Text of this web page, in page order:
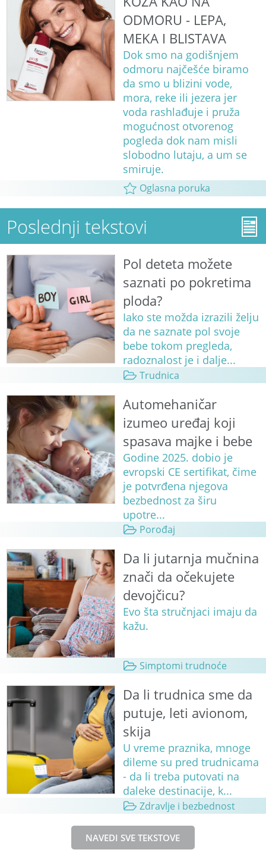
ODMORU - LEPA,
MEKA I BLISTAVA
Dok smo na godišnjem
odmoru najčešće biramo
da smo u blizini vode,
mora, reke ili jezera jer
voda rashlađuje i pruža
mogućnost otvorenog
pogleda dok nam misli
slobodno lutaju, a um se
smiruje.
Oglasna poruka
Poslednji tekstovi
Pol deteta možete
saznati po pokretima
ploda?
Iako ste možda izrazili želju
da ne saznate pol svoje
bebe tokom pregleda,
radoznalost je i dalje...
Trudnica
Automehaničar
izumeo uređaj koji
spasava majke i bebe
Godine 2025. dobio je
evropski CE sertifikat, čime
je potvrđena njegova
bezbednost za širu
upotre...
Porođaj
Da li jutarnja mučnina
znači da očekujete
devojčicu?
Evo šta stručnjaci imaju da
kažu.
Simptomi trudnoće
Da li trudnica sme da
putuje, leti avionom,
skija
U vreme praznika, mnoge
dileme su pred trudnicama
- da li treba putovati na
daleke destinacije, k...
Zdravlje i bezbednost
NAVEDI SVE TEKSTOVE